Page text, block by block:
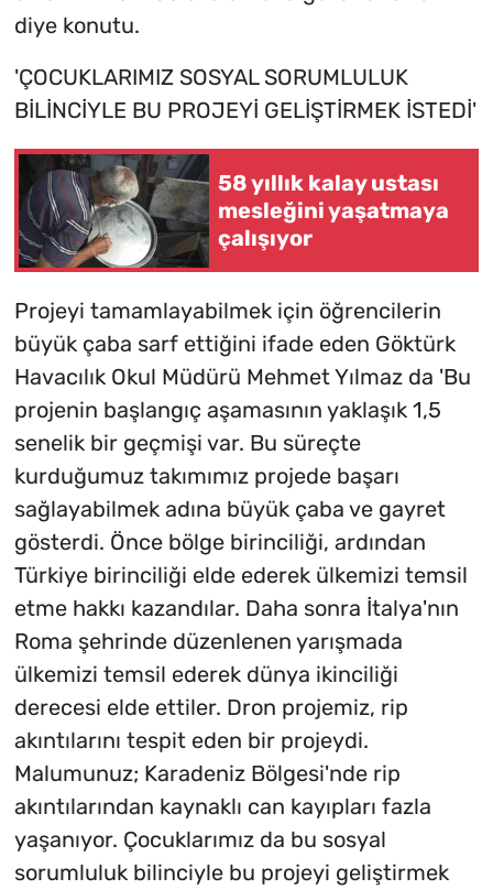
diye konutu.
'ÇOCUKLARIMIZ SOSYAL SORUMLULUK
BİLİNCİYLE BU PROJEYİ GELİŞTİRMEK İSTEDİ'
58 yıllık kalay ustası
mesleğini yaşatmaya
çalışıyor
Projeyi tamamlayabilmek için öğrencilerin
büyük çaba sarf ettiğini ifade eden Göktürk
Havacılık Okul Müdürü Mehmet Yılmaz da 'Bu
projenin başlangıç aşamasının yaklaşık 1,5
senelik bir geçmişi var. Bu süreçte
kurduğumuz takımımız projede başarı
sağlayabilmek adına büyük çaba ve gayret
gösterdi. Önce bölge birinciliği, ardından
Türkiye birinciliği elde ederek ülkemizi temsil
etme hakkı kazandılar. Daha sonra İtalya'nın
Roma şehrinde düzenlenen yarışmada
ülkemizi temsil ederek dünya ikinciliği
derecesi elde ettiler. Dron projemiz, rip
akıntılarını tespit eden bir projeydi.
Malumunuz; Karadeniz Bölgesi'nde rip
akıntılarından kaynaklı can kayıpları fazla
yaşanıyor. Çocuklarımız da bu sosyal
sorumluluk bilinciyle bu projeyi geliştirmek